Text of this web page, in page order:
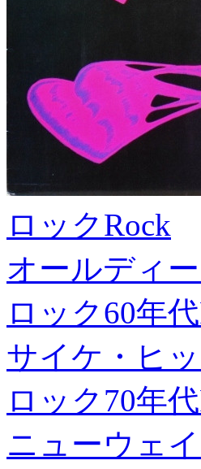
ロックRock
オールディ
ロック60年代
サイケ・ヒ
ロック70年代
ニューウェ